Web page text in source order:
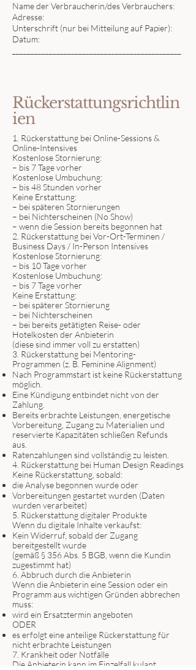
Name der Verbraucherin/des Verbrauchers:
Adresse:
Unterschrift (nur bei Mitteilung auf Papier):
Datum:
Rückerstattungsrichtlin
ien
1. Rückerstattung bei Online-Sessions &
Online-Intensives
Kostenlose Stornierung:
– bis 7 Tage vorher
Kostenlose Umbuchung:
– bis 48 Stunden vorher
Keine Erstattung:
– bei späteren Stornierungen
– bei Nichterscheinen (No Show)
– wenn die Session bereits begonnen hat
2. Rückerstattung bei Vor-Ort-Terminen /
Business Days / In-Person Intensives
Kostenlose Stornierung:
– bis 10 Tage vorher
Kostenlose Umbuchung:
– bis 7 Tage vorher
Keine Erstattung:
– bei späterer Stornierung
– bei Nichterscheinen
– bei bereits getätigten Reise- oder
Hotelkosten der Anbieterin
(diese sind immer voll zu erstatten)
3. Rückerstattung bei Mentoring-
Programmen (z. B. Feminine Alignment)
Nach Programmstart ist keine Rückerstattung
möglich.
Eine Kündigung entbindet nicht von der
Zahlung.
Bereits erbrachte Leistungen, energetische
Vorbereitung, Zugang zu Materialien und
reservierte Kapazitäten schließen Refunds
aus.
Ratenzahlungen sind vollständig zu leisten.
4. Rückerstattung bei Human Design Readings
Keine Rückerstattung, sobald:
die Analyse begonnen wurde oder
Vorbereitungen gestartet wurden (Daten
wurden verarbeitet)
5. Rückerstattung digitaler Produkte
Wenn du digitale Inhalte verkaufst:
Kein Widerruf, sobald der Zugang
bereitgestellt wurde
(gemäß § 356 Abs. 5 BGB, wenn die Kundin
zugestimmt hat)
6. Abbruch durch die Anbieterin
Wenn die Anbieterin eine Session oder ein
Programm aus wichtigen Gründen abbrechen
muss:
wird ein Ersatztermin angeboten
ODER
es erfolgt eine anteilige Rückerstattung für
nicht erbrachte Leistungen
7. Krankheit oder Notfälle
Die Anbieterin kann im Einzelfall kulant